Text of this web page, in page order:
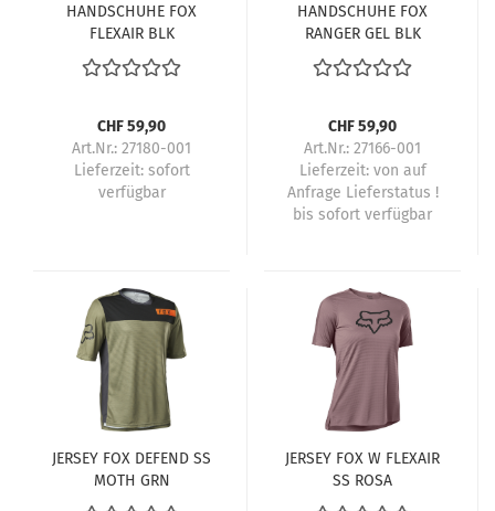
HANDSCHUHE FOX
FLEXAIR BLK
CHF 59,90
Art.Nr.: 27180-001
Lieferzeit: sofort
verfügbar
HANDSCHUHE FOX
RANGER GEL BLK
CHF 59,90
Art.Nr.: 27166-001
Lieferzeit: von auf
Anfrage Lieferstatus !
bis sofort verfügbar
JERSEY FOX DEFEND SS
MOTH GRN
JERSEY FOX W FLEXAIR
SS ROSA